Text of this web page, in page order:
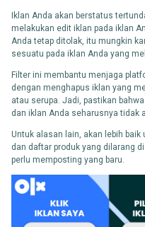
Iklan Anda akan berstatus
melakukan edit iklan pada iklan
Anda tetap ditolak, itu mungkin
sesuatu pada iklan Anda yang
Filter ini membantu menjaga
dengan menghapus iklan yang
atau serupa. Jadi, pastikan
dan iklan Anda seharusnya tidak
Untuk alasan lain, akan lebih baik
dan daftar produk yang dilarang
perlu memposting yang baru.